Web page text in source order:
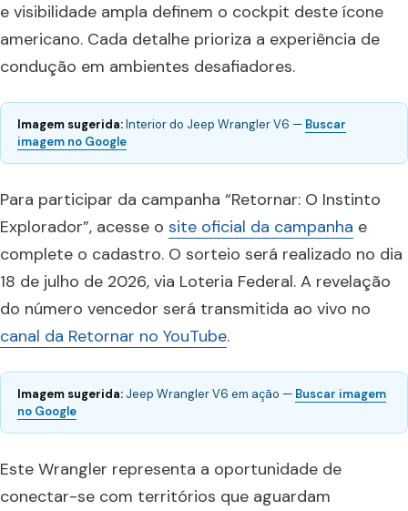
e visibilidade ampla definem o cockpit deste ícone
americano. Cada detalhe prioriza a experiência de
condução em ambientes desafiadores.
Imagem sugerida:Interior do Jeep Wrangler V6 — Buscar
imagem no Google
Para participar da campanha “Retornar: O Instinto
Explorador”, acesse o site oficial da campanha e
complete o cadastro. O sorteio será realizado no dia
18 de julho de 2026, via Loteria Federal. A revelação
do número vencedor será transmitida ao vivo no
canal da Retornar no YouTube.
Imagem sugerida: Jeep Wrangler V6 em ação — Buscar imagem
no Google
Este Wrangler representa a oportunidade de
conectar-se com territórios que aguardam